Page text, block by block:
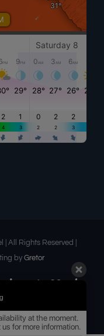
| All Rights Reserved |
by Gretor
PinterestLinkedInTelegramMedium
at the moment.
for more information.